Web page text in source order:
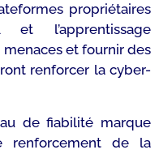
propriétaires
et l’apprentissage
et fournir des
renforcer la cyber-
de fiabilité marque
renforcement de la